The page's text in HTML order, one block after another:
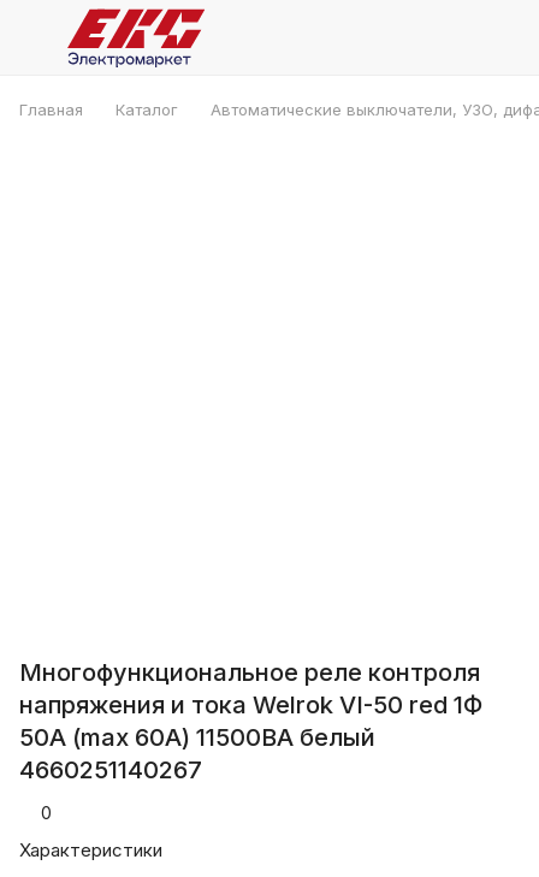
Главная Каталог Автоматические выключатели, УЗО,
Многофункциональное реле контроля
напряжения и тока Welrok VI-50 red 1Ф
50А (max 60A) 11500ВА белый
4660251140267
0
Характеристики